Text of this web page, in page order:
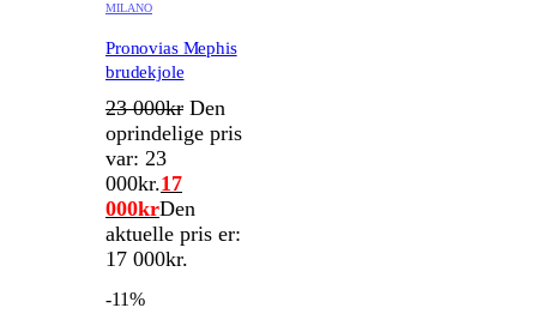
MILANO
Pronovias Mephis
brudekjole
23 000kr Den
oprindelige pris
var: 23
000kr.17
000krDen
aktuelle pris er:
17 000kr.
-11%